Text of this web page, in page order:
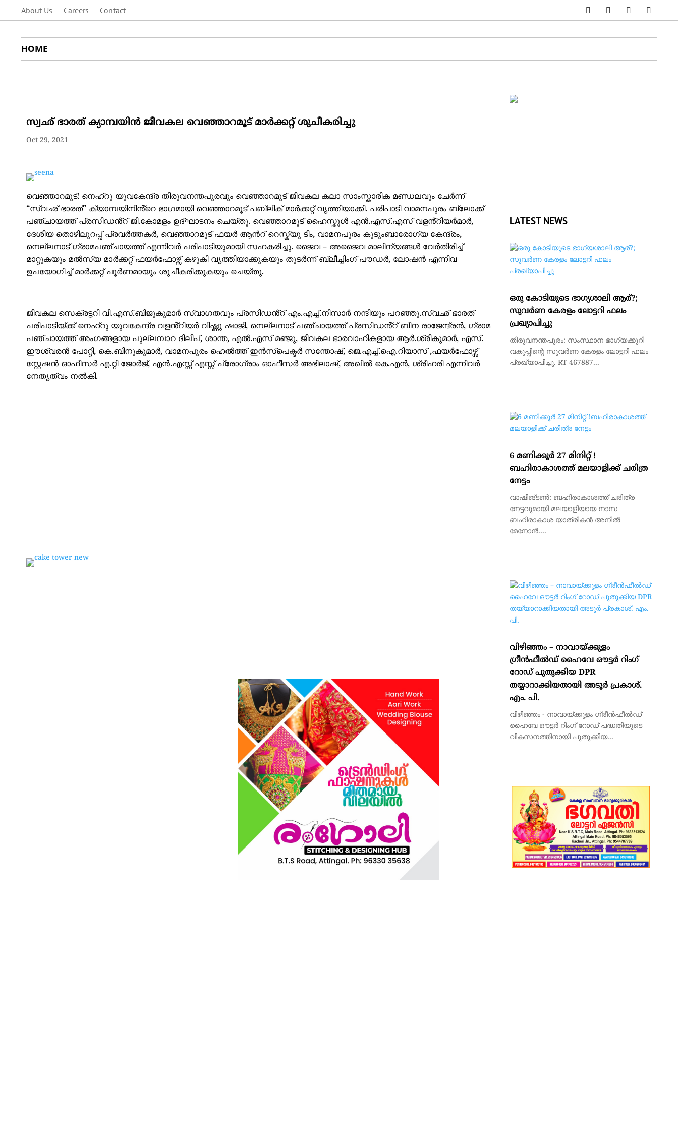
About Us Careers Contact
HOME
സ്വഛ് ഭാരത് ക്യാമ്പയിൻ ജീവകല വെഞ്ഞാറമൂട് മാർക്കറ്റ് ശുചീകരിച്ചു
Oct 29, 2021
വെഞ്ഞാറമൂട്: നെഹ്റു യുവകേന്ദ്ര തിരുവനന്തപുരവും വെഞ്ഞാറമൂട് ജീവകല കലാ സാംസ്കാരിക മണ്ഡലവും ചേർന്ന്
“സ്വഛ് ഭാരത്” ക്യാമ്പയിനിൻ്റെ ഭാഗമായി വെഞ്ഞാറമൂട് പബ്ലിക് മാർക്കറ്റ് വൃത്തിയാക്കി. പരിപാടി വാമനപുരം ബ്ലോക്ക്
പഞ്ചായത്ത് പ്രസിഡൻ്റ് ജി.കോമളം ഉദ്ഘാടനം ചെയ്തു. വെഞ്ഞാറമൂട് ഹൈസ്കൂൾ എൻ.എസ്.എസ് വളൻ്റിയർമാർ,
ദേശീയ തൊഴിലുറപ്പ് പ്രവർത്തകർ, വെഞ്ഞാറമൂട് ഫയർ ആൻറ് റെസ്ക്യൂ ടീം, വാമനപുരം കുടുംബാരോഗ്യ കേന്ദ്രം,
നെല്ലനാട് ഗ്രാമപഞ്ചായത്ത് എന്നിവർ പരിപാടിയുമായി സഹകരിച്ചു. ജൈവ – അജൈവ മാലിന്യങ്ങൾ വേർതിരിച്ച്
മാറ്റുകയും മൽസ്യ മാർക്കറ്റ് ഫയർഫോഴ്സ് കഴുകി വൃത്തിയാക്കുകയും തുടർന്ന് ബ്ലീച്ചിംഗ് പൗഡർ, ലോഷൻ എന്നിവ
ഉപയോഗിച്ച് മാർക്കറ്റ് പൂർണമായും ശുചീകരിക്കുകയും ചെയ്തു.
ജീവകല സെക്രട്ടറി വി.എസ്.ബിജുകുമാർ സ്വാഗതവും പ്രസിഡൻ്റ് എം.എച്ച്.നിസാർ നന്ദിയും പറഞ്ഞു.സ്വഛ് ഭാരത്
പരിപാടിയ്ക്ക് നെഹ്റു യുവകേന്ദ്ര വളൻ്റിയർ വിഷ്ണു ഷാജി, നെല്ലനാട് പഞ്ചായത്ത് പ്രസിഡൻ്റ് ബീന രാജേന്ദ്രൻ, ഗ്രാമ
പഞ്ചായത്ത് അംഗങ്ങളായ പുല്ലമ്പാറ ദിലീപ്, ശാന്ത, എൽ.എസ് മഞ്ജു, ജീവകല ഭാരവാഹികളായ ആർ.ശ്രീകുമാർ, എസ്.
ഈശ്വരൻ പോറ്റി, കെ.ബിനുകുമാർ, വാമനപുരം ഹെൽത്ത് ഇൻസ്പെക്ടർ സന്തോഷ്, ജെ.എച്ച്.ഐ.റിയാസ് ,ഫയർഫോഴ്സ്
സ്റ്റേഷൻ ഓഫീസർ എ.റ്റി ജോർജ്, എൻ.എസ്സ് എസ്സ് പ്രോഗ്രാം ഓഫീസർ അഭിലാഷ്, അഖിൽ കെ.എൻ, ശ്രീഹരി എന്നിവർ
നേതൃത്വം നൽകി.
LATEST NEWS
ഒരു കോടിയുടെ ഭാഗ്യശാലി ആര്?;
സുവര്‍ണ കേരളം ലോട്ടറി ഫലം
പ്രഖ്യാപിച്ചു
തിരുവനന്തപുരം: സംസ്ഥാന ഭാഗ്യക്കുറി
വകുപ്പിന്റെ സുവര്‍ണ കേരളം ലോട്ടറി ഫലം
പ്രഖ്യാപിച്ചു. RT 467887...
6 മണിക്കൂര്‍ 27 മിനിറ്റ് !
ബഹിരാകാശത്ത് മലയാളിക്ക് ചരിത്ര
നേട്ടം
വാഷിങ്ടണ്‍: ബഹിരാകാശത്ത് ചരിത്ര
നേട്ടവുമായി മലയാളിയായ നാസ
ബഹിരാകാശ യാത്രികന്‍ അനില്‍
മേനോന്‍....
​വിഴിഞ്ഞം – നാവായ്ക്കുളം
ഗ്രീൻഫീൽഡ് ഹൈവേ ഔട്ടർ റിംഗ്
റോഡ് പുതുക്കിയ DPR
തയ്യാറാക്കിയതായി അടൂർ പ്രകാശ്.
എം. പി.
വിഴിഞ്ഞം - നാവായ്ക്കുളം ഗ്രീൻഫീൽഡ്
ഹൈവേ ഔട്ടർ റിംഗ് റോഡ് പദ്ധതിയുടെ
വികസനത്തിനായി പുതുക്കിയ...